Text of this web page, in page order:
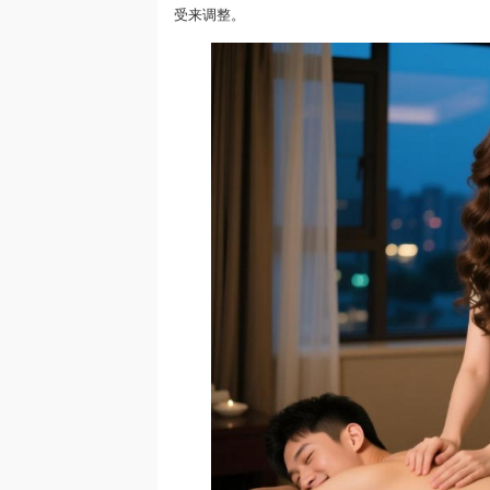
受来调整。